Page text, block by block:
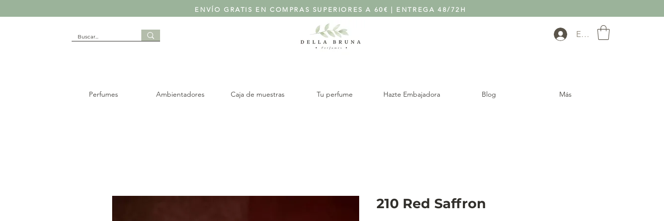
ENVÍO GRATIS EN COMPRAS SUPERIORES A 60€ | ENTREGA 48/72H
Entra
Perfumes Ambientadores Caja de muestras Tu perfume Hazte Embajadora Blog Más
210 Red Saffron